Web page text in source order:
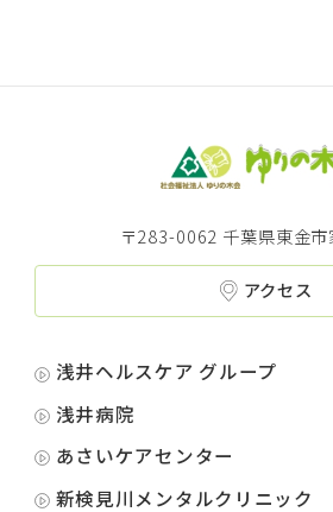
〒283-0062 千葉県東金
アクセス
浅井ヘルスケア グループ
浅井病院
あさいケアセンター
新検見川メンタルクリニック